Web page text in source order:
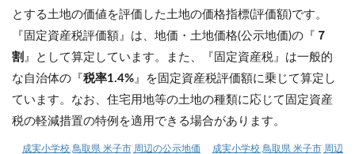
とする土地の価値を評価した土地の価格指標(評価額)です。
『固定資産税評価額』は、地価・土地価格(公示地価)の『 ７
割 』として算定しています。また、『固定資産税』は一般的
な自治体の『税率1.4% 』を固定資産税評価額に乗じて算定し
ています。なお、住宅用地等の土地の種類に応じて固定資産
税の軽減措置の特例を適用できる場合があります。
成実小学校(鳥取県 米子市)周辺の公示地価
成実小学校(鳥取県 米子市)周辺